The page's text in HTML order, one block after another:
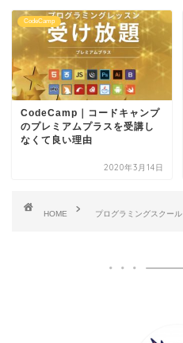
CodeCamp
CodeCamp｜コードキャンプ
のプレミアムプラスを受講し
なくて良い理由
2020年3月14日
HOME プログラミングスクール